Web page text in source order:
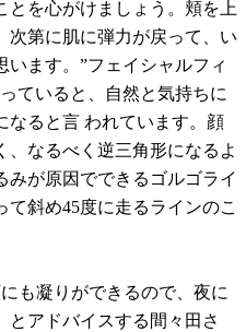
とを心がけましょう。頬を上
次第に肌に弾力が戻って、い
ます。”フェイシャルフィ
ていると、自然と気持ちに
なると言 われています。顔
なるべく逆三角形になるよ
みが原因でできるゴルゴライ
斜め45度に走るラインのこ
も凝りができるので、夜に
アドバイスする間々田さ